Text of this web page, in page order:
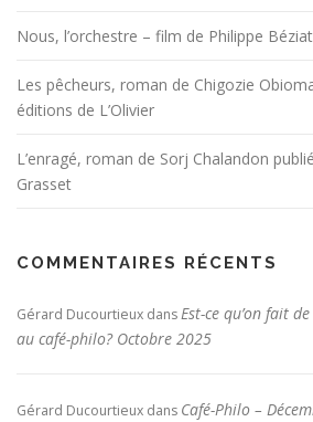
Nous, l’orchestre – film de Philippe
Les pêcheurs, roman de Chigozie
éditions de L’Olivier
L’enragé, roman de Sorj Chalandon
Grasset
COMMENTAIRES RÉCENTS
Gérard Ducourtieux dansEst-ce qu’on fait
au café-philo? Octobre 2025
Gérard Ducourtieux dans Café-Philo –